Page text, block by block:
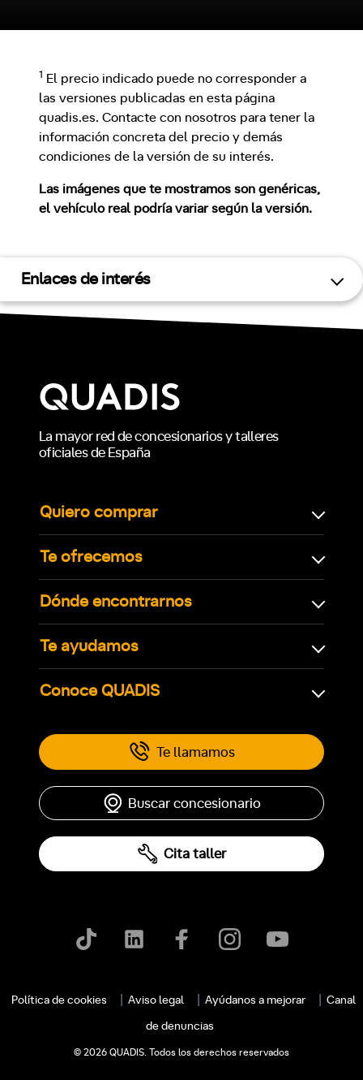
1
El precio indicado puede no corresponder a
las versiones publicadas en esta página
quadis.es. Contacte con nosotros para tener la
información concreta del precio y demás
condiciones de la versión de su interés.
Las imágenes que te mostramos son genéricas,
el vehículo real podría variar según la versión.
Enlaces de interés
La mayor red de concesionarios y talleres
oficiales de España
Quiero comprar
Te ofrecemos
Dónde encontrarnos
Te ayudamos
Conoce QUADIS
Te llamamos
Buscar concesionario
Cita taller
Política de cookies Aviso legal Ayúdanos a mejorar Canal
de denuncias
© 2026 QUADIS. Todos los derechos reservados